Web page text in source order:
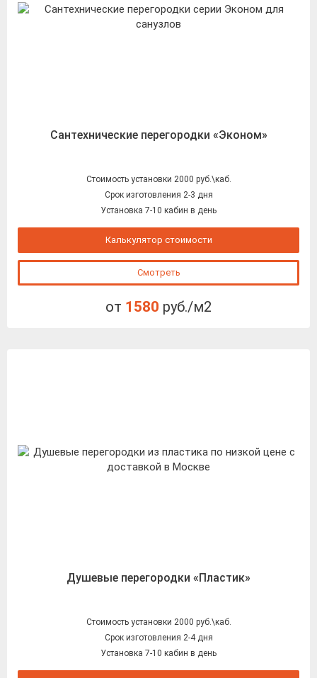
Сантехнические перегородки «Эконом»
Стоимость установки 2000 руб.\каб.
Срок изготовления 2-3 дня
Установка 7-10 кабин в день
Калькулятор стоимости
Смотреть
от 1580 руб./м2
Душевые перегородки «Пластик»
Стоимость установки 2000 руб.\каб.
Срок изготовления 2-4 дня
Установка 7-10 кабин в день